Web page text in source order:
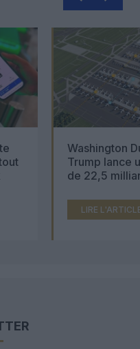
Washington
Trump lance
de 22,5
LIRE